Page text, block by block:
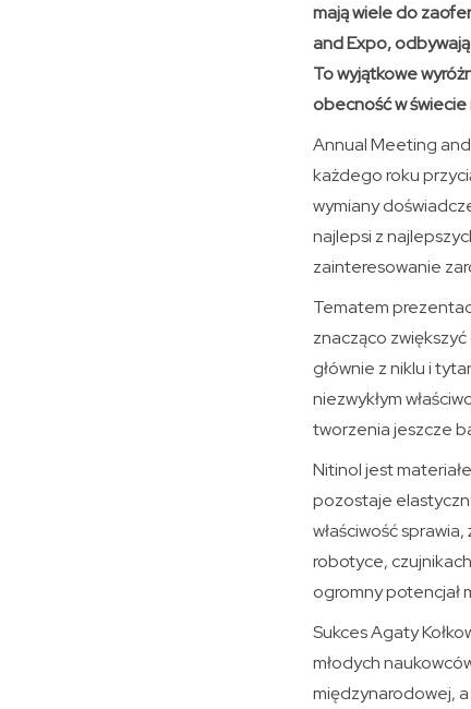
mają wiele do
and Expo,
To wyjątkowe
obecność w
Annual Meeting
każdego roku
wymiany
najlepsi z
zainteresowanie
Tematem
znacząco
głównie z niklu i
niezwykłym
tworzenia jeszcze
Nitinol jest
pozostaje
właściwość
robotyce,
ogromny potencjał
Sukces Agaty
młodych
międzynarodowej,